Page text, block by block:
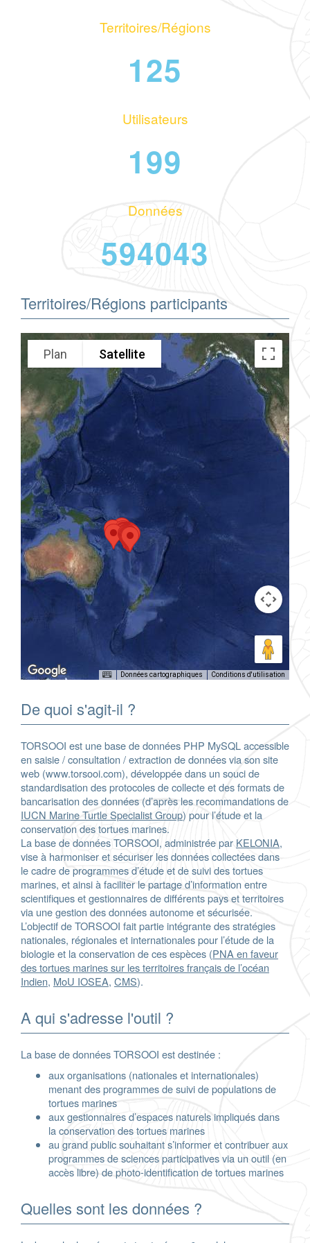
Territoires/Régions
125
Utilisateurs
199
Données
594043
Territoires/Régions participants
Plan Satellite
Données cartographiques Conditions d'utilisation
De quoi s'agit-il ?
TORSOOI est une base de données PHP MySQL accessible
en saisie / consultation / extraction de données via son site
web (www.torsooi.com), développée dans un souci de
standardisation des protocoles de collecte et des formats de
bancarisation des données (d’après les recommandations de
IUCN Marine Turtle Specialist Group) pour l’étude et la
conservation des tortues marines.
La base de données TORSOOI, administrée par KELONIA,
vise à harmoniser et sécuriser les données collectées dans
le cadre de programmes d’étude et de suivi des tortues
marines, et ainsi à faciliter le partage d’information entre
scientifiques et gestionnaires de différents pays et territoires
via une gestion des données autonome et sécurisée.
L’objectif de TORSOOI fait partie intégrante des stratégies
nationales, régionales et internationales pour l’étude de la
biologie et la conservation de ces espèces (PNA en faveur
des tortues marines sur les territoires français de l’océan
Indien, MoU IOSEA, CMS).
A qui s'adresse l'outil ?
La base de données TORSOOI est destinée :
aux organisations (nationales et internationales)
menant des programmes de suivi de populations de
tortues marines
aux gestionnaires d’espaces naturels impliqués dans
la conservation des tortues marines
au grand public souhaitant s’informer et contribuer aux
programmes de sciences participatives via un outil (en
accès libre) de photo-identification de tortues marines
Quelles sont les données ?